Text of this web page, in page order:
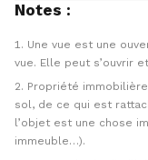
Notes :
Une vue est une
vue. Elle peut s’ouvrir
Propriété
sol, de ce qui est
l’objet est une chose
immeuble…).